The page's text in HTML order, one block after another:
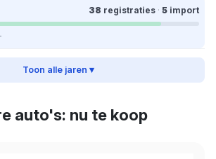
38 registraties · 5 import
Toon alle jaren ▾
auto's: nu te koop